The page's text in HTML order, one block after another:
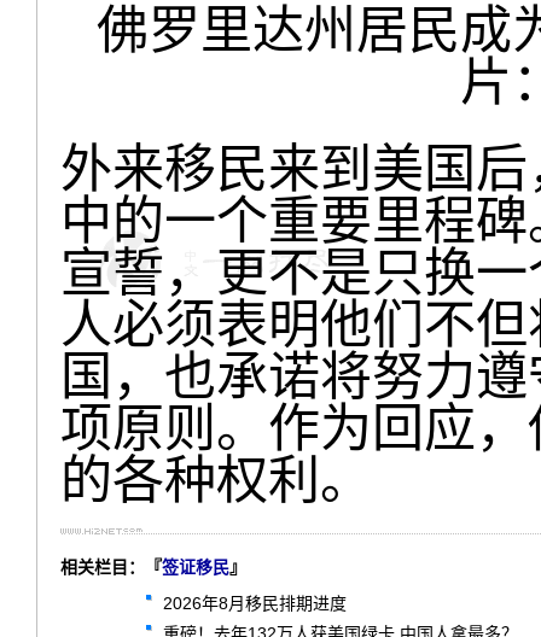
佛罗里达州居民成
片
外来移民来到美国
中的一个重要里程
宣誓，更不是只换
人必须表明他们不
国，也承诺将努力
项原则。作为回应
的各种权利。
相关栏目：『签证移民』
2026年8月移民排期进度